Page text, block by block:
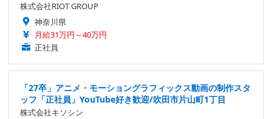
株式会社RIOT GROUP
神奈川県
月給31万円～40万円
正社員
「27卒」アニメ・モーショングラフィックス動画の制作スタ
ッフ「正社員」YouTube好き歓迎/吹田市片山町1丁目
株式会社キソシン